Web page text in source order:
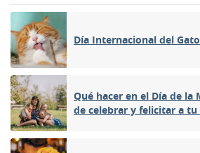
Día Internacional del Gato
Qué hacer en el Día de la
de celebrar y felicitar a tu